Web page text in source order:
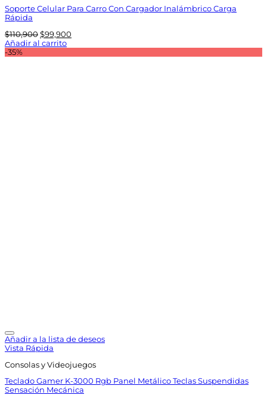
Soporte Celular Para Carro Con Cargador Inalámbrico Carga
Rápida
$110,900 El
precio
$99,900
Añadir al carrito
-35%
Añadir a la lista de deseos
Vista Rápida
Consolas y Videojuegos
Teclado Gamer K-3000 Rgb Panel Metálico Teclas Suspendidas
Sensación Mecánica